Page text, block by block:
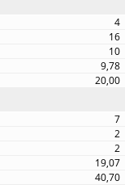
4
16
10
9,78
20,00
7
2
2
19,07
40,70